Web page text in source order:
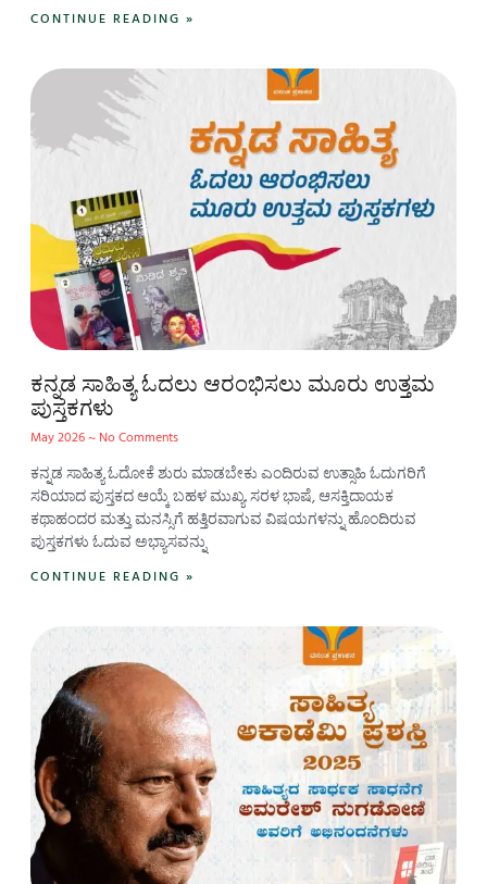
CONTINUE READING »
ಕನ್ನಡ ಸಾಹಿತ್ಯ ಓದಲು ಆರಂಭಿಸಲು ಮೂರು ಉತ್ತಮ
ಪುಸ್ತಕಗಳು
May 2026 No Comments
ಕನ್ನಡ ಸಾಹಿತ್ಯ ಓದೋಕೆ ಶುರು ಮಾಡಬೇಕು ಎಂದಿರುವ ಉತ್ಸಾಹಿ ಓದುಗರಿಗೆ
ಸರಿಯಾದ ಪುಸ್ತಕದ ಆಯ್ಕೆ ಬಹಳ ಮುಖ್ಯ. ಸರಳ ಭಾಷೆ, ಆಸಕ್ತಿದಾಯಕ
ಕಥಾಹಂದರ ಮತ್ತು ಮನಸ್ಸಿಗೆ ಹತ್ತಿರವಾಗುವ ವಿಷಯಗಳನ್ನು ಹೊಂದಿರುವ
ಪುಸ್ತಕಗಳು ಓದುವ ಅಭ್ಯಾಸವನ್ನು
CONTINUE READING »